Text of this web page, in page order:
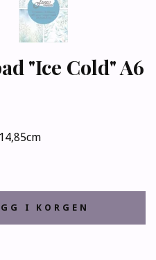
"Ice Cold" A6
I KORGEN